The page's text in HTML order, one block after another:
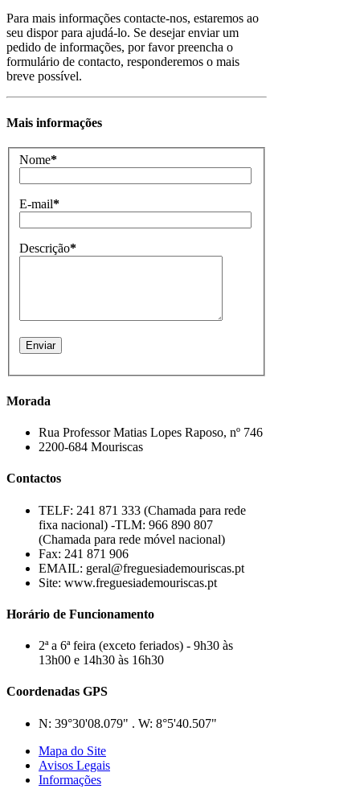
Para mais informações contacte-nos, estaremos ao
seu dispor para ajudá-lo. Se desejar enviar um
pedido de informações, por favor preencha o
formulário de contacto, responderemos o mais
breve possível.
Mais informações
Nome*
E-mail*
Descrição*
Morada
Rua Professor Matias Lopes Raposo, nº 746
2200-684 Mouriscas
Contactos
TELF: 241 871 333 (Chamada para rede
fixa nacional) -TLM: 966 890 807
(Chamada para rede móvel nacional)
Fax: 241 871 906
EMAIL: geral@freguesiademouriscas.pt
Site: www.freguesiademouriscas.pt
Horário de Funcionamento
2ª a 6ª feira (exceto feriados) - 9h30 às
13h00 e 14h30 às 16h30
Coordenadas GPS
N: 39°30'08.079" . W: 8°5'40.507"
Mapa do Site
Avisos Legais
Informações